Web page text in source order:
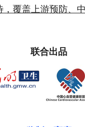
覆盖上游预防、
联合出品